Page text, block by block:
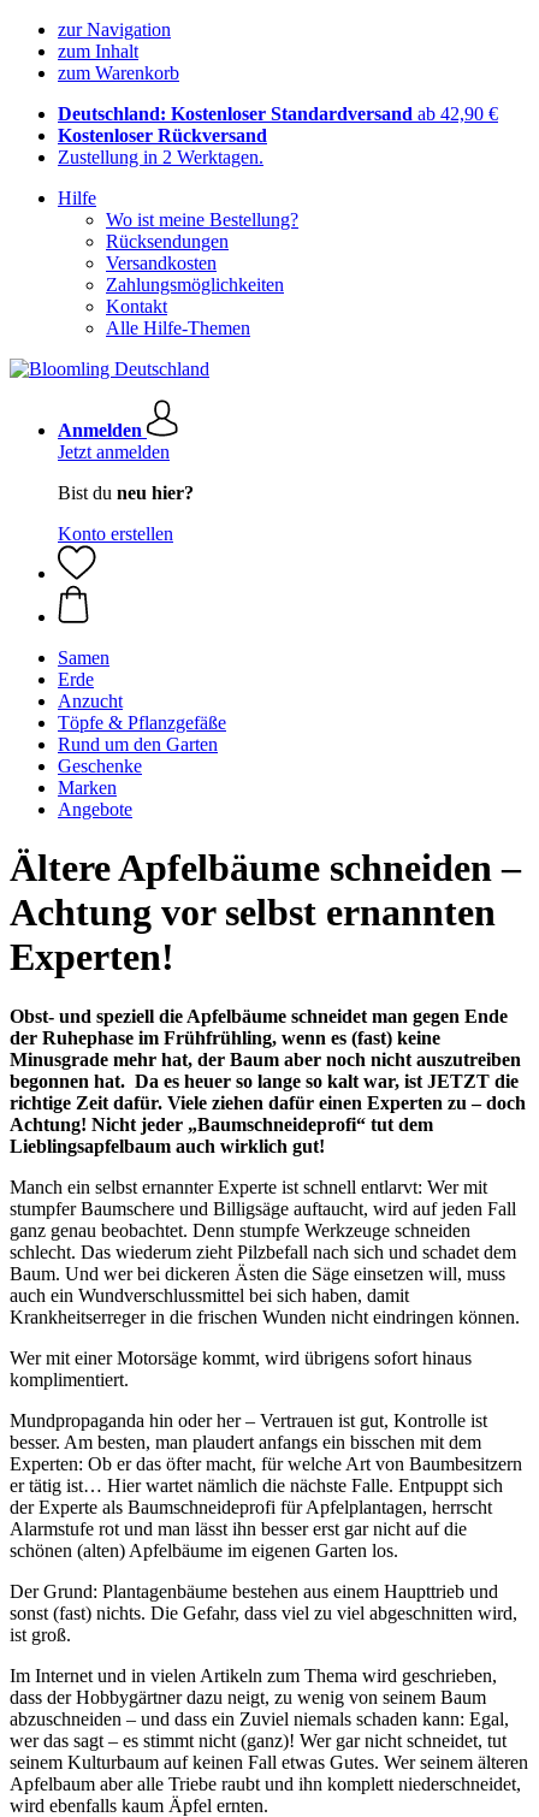
zur Navigation
zum Inhalt
zum Warenkorb
Deutschland: Kostenloser Standardversand ab 42,90 €
Kostenloser Rückversand
Zustellung in 2 Werktagen.
Hilfe
Wo ist meine Bestellung?
Rücksendungen
Versandkosten
Zahlungsmöglichkeiten
Kontakt
Alle Hilfe-Themen
Anmelden
Jetzt anmelden
Bist du neu hier?
Konto erstellen
Samen
Erde
Anzucht
Töpfe & Pflanzgefäße
Rund um den Garten
Geschenke
Marken
Angebote
Ältere Apfelbäume schneiden –
Achtung vor selbst ernannten
Experten!
Obst- und speziell die Apfelbäume schneidet man gegen Ende
der Ruhephase im Frühfrühling, wenn es (fast) keine
Minusgrade mehr hat, der Baum aber noch nicht auszutreiben
begonnen hat. Da es heuer so lange so kalt war, ist JETZT die
richtige Zeit dafür. Viele ziehen dafür einen Experten zu – doch
Achtung! Nicht jeder „Baumschneideprofi“ tut dem
Lieblingsapfelbaum auch wirklich gut!
Manch ein selbst ernannter Experte ist schnell entlarvt: Wer mit
stumpfer Baumschere und Billigsäge auftaucht, wird auf jeden Fall
ganz genau beobachtet. Denn stumpfe Werkzeuge schneiden
schlecht. Das wiederum zieht Pilzbefall nach sich und schadet dem
Baum. Und wer bei dickeren Ästen die Säge einsetzen will, muss
auch ein Wundverschlussmittel bei sich haben, damit
Krankheitserreger in die frischen Wunden nicht eindringen können.
Wer mit einer Motorsäge kommt, wird übrigens sofort hinaus
komplimentiert.
Mundpropaganda hin oder her – Vertrauen ist gut, Kontrolle ist
besser. Am besten, man plaudert anfangs ein bisschen mit dem
Experten: Ob er das öfter macht, für welche Art von Baumbesitzern
er tätig ist… Hier wartet nämlich die nächste Falle. Entpuppt sich
der Experte als Baumschneideprofi für Apfelplantagen, herrscht
Alarmstufe rot und man lässt ihn besser erst gar nicht auf die
schönen (alten) Apfelbäume im eigenen Garten los.
Der Grund: Plantagenbäume bestehen aus einem Haupttrieb und
sonst (fast) nichts. Die Gefahr, dass viel zu viel abgeschnitten wird,
ist groß.
Im Internet und in vielen Artikeln zum Thema wird geschrieben,
dass der Hobbygärtner dazu neigt, zu wenig von seinem Baum
abzuschneiden – und dass ein Zuviel niemals schaden kann: Egal,
wer das sagt – es stimmt nicht (ganz)! Wer gar nicht schneidet, tut
seinem Kulturbaum auf keinen Fall etwas Gutes. Wer seinem älteren
Apfelbaum aber alle Triebe raubt und ihn komplett niederschneidet,
wird ebenfalls kaum Äpfel ernten.